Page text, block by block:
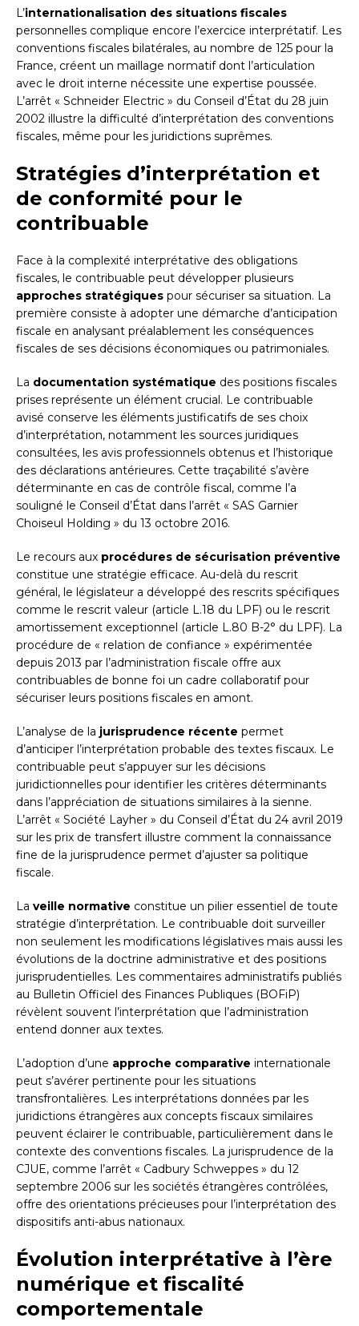
L’internationalisation des situations fiscales
personnelles complique encore l’exercice interprétatif. Les
conventions fiscales bilatérales, au nombre de 125 pour la
France, créent un maillage normatif dont l’articulation
avec le droit interne nécessite une expertise poussée.
L’arrêt « Schneider Electric » du Conseil d’État du 28 juin
2002 illustre la difficulté d’interprétation des conventions
fiscales, même pour les juridictions suprêmes.
Stratégies d’interprétation et
de conformité pour le
contribuable
Face à la complexité interprétative des obligations
fiscales, le contribuable peut développer plusieurs
approches stratégiques pour sécuriser sa situation. La
première consiste à adopter une démarche d’anticipation
fiscale en analysant préalablement les conséquences
fiscales de ses décisions économiques ou patrimoniales.
La documentation systématique des positions fiscales
prises représente un élément crucial. Le contribuable
avisé conserve les éléments justificatifs de ses choix
d’interprétation, notamment les sources juridiques
consultées, les avis professionnels obtenus et l’historique
des déclarations antérieures. Cette traçabilité s’avère
déterminante en cas de contrôle fiscal, comme l’a
souligné le Conseil d’État dans l’arrêt « SAS Garnier
Choiseul Holding » du 13 octobre 2016.
Le recours aux procédures de sécurisation préventive
constitue une stratégie efficace. Au-delà du rescrit
général, le législateur a développé des rescrits spécifiques
comme le rescrit valeur (article L.18 du LPF) ou le rescrit
amortissement exceptionnel (article L.80 B-2° du LPF). La
procédure de « relation de confiance » expérimentée
depuis 2013 par l’administration fiscale offre aux
contribuables de bonne foi un cadre collaboratif pour
sécuriser leurs positions fiscales en amont.
L’analyse de la jurisprudence récente permet
d’anticiper l’interprétation probable des textes fiscaux. Le
contribuable peut s’appuyer sur les décisions
juridictionnelles pour identifier les critères déterminants
dans l’appréciation de situations similaires à la sienne.
L’arrêt « Société Layher » du Conseil d’État du 24 avril 2019
sur les prix de transfert illustre comment la connaissance
fine de la jurisprudence permet d’ajuster sa politique
fiscale.
La veille normative constitue un pilier essentiel de toute
stratégie d’interprétation. Le contribuable doit surveiller
non seulement les modifications législatives mais aussi les
évolutions de la doctrine administrative et des positions
jurisprudentielles. Les commentaires administratifs publiés
au Bulletin Officiel des Finances Publiques (BOFiP)
révèlent souvent l’interprétation que l’administration
entend donner aux textes.
L’adoption d’une approche comparative internationale
peut s’avérer pertinente pour les situations
transfrontalières. Les interprétations données par les
juridictions étrangères aux concepts fiscaux similaires
peuvent éclairer le contribuable, particulièrement dans le
contexte des conventions fiscales. La jurisprudence de la
CJUE, comme l’arrêt « Cadbury Schweppes » du 12
septembre 2006 sur les sociétés étrangères contrôlées,
offre des orientations précieuses pour l’interprétation des
dispositifs anti-abus nationaux.
Évolution interprétative à l’ère
numérique et fiscalité
comportementale